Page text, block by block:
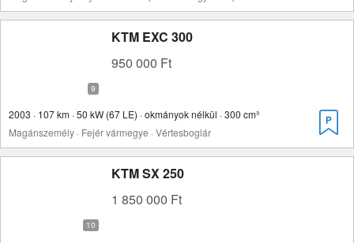
KTM EXC 300
950 000 Ft
2003 · 107 km · 50 kW (67 LE) · okmányok nélkül · 300 cm³
Magánszemély · Fejér vármegye · Vértesboglár
KTM SX 250
1 850 000 Ft